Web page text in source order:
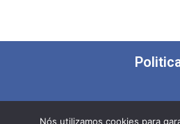
Nós utilizamos cookies para